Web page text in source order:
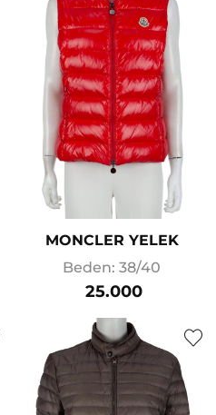
MONCLER YELEK
Beden: 38/40
25.000